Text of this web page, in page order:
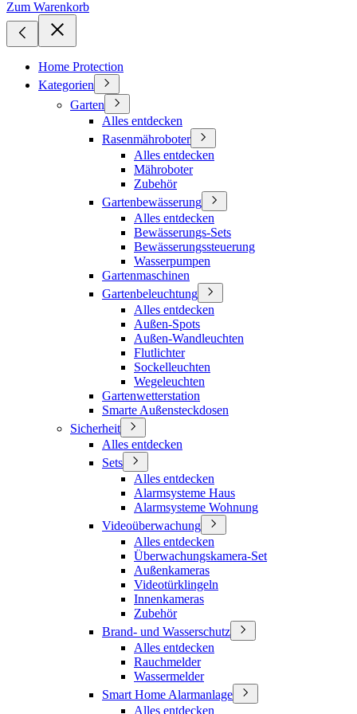
Zum Warenkorb
Home Protection
Kategorien
Garten
Alles entdecken
Rasenmähroboter
Alles entdecken
Mähroboter
Zubehör
Gartenbewässerung
Alles entdecken
Bewässerungs-Sets
Bewässerungssteuerung
Wasserpumpen
Gartenmaschinen
Gartenbeleuchtung
Alles entdecken
Außen-Spots
Außen-Wandleuchten
Flutlichter
Sockelleuchten
Wegeleuchten
Gartenwetterstation
Smarte Außensteckdosen
Sicherheit
Alles entdecken
Sets
Alles entdecken
Alarmsysteme Haus
Alarmsysteme Wohnung
Videoüberwachung
Alles entdecken
Überwachungskamera-Set
Außenkameras
Videotürklingeln
Innenkameras
Zubehör
Brand- und Wasserschutz
Alles entdecken
Rauchmelder
Wassermelder
Smart Home Alarmanlage
Alles entdecken